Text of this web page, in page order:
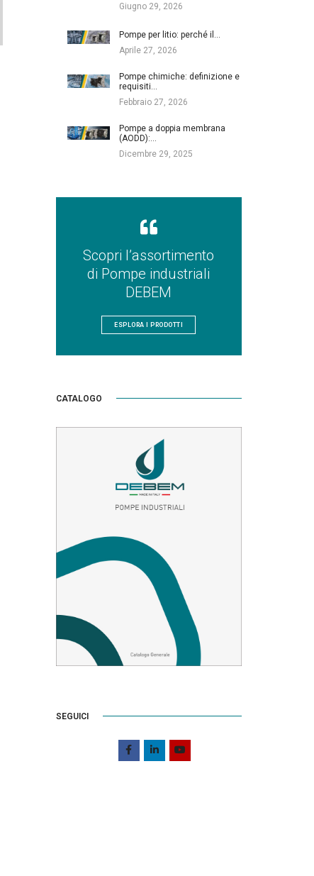
Giugno 29, 2026
Pompe per litio: perché il…
Aprile 27, 2026
Pompe chimiche: definizione e
requisiti…
Febbraio 27, 2026
Pompe a doppia membrana
(AODD):…
Dicembre 29, 2025
Scopri l’assortimento
di Pompe industriali
DEBEM
ESPLORA I PRODOTTI
CATALOGO
SEGUICI